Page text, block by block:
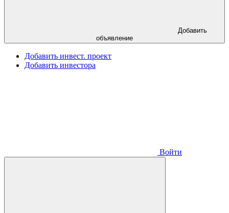
объявление
Добавить инвест. проект
Добавить инвестора
Войти